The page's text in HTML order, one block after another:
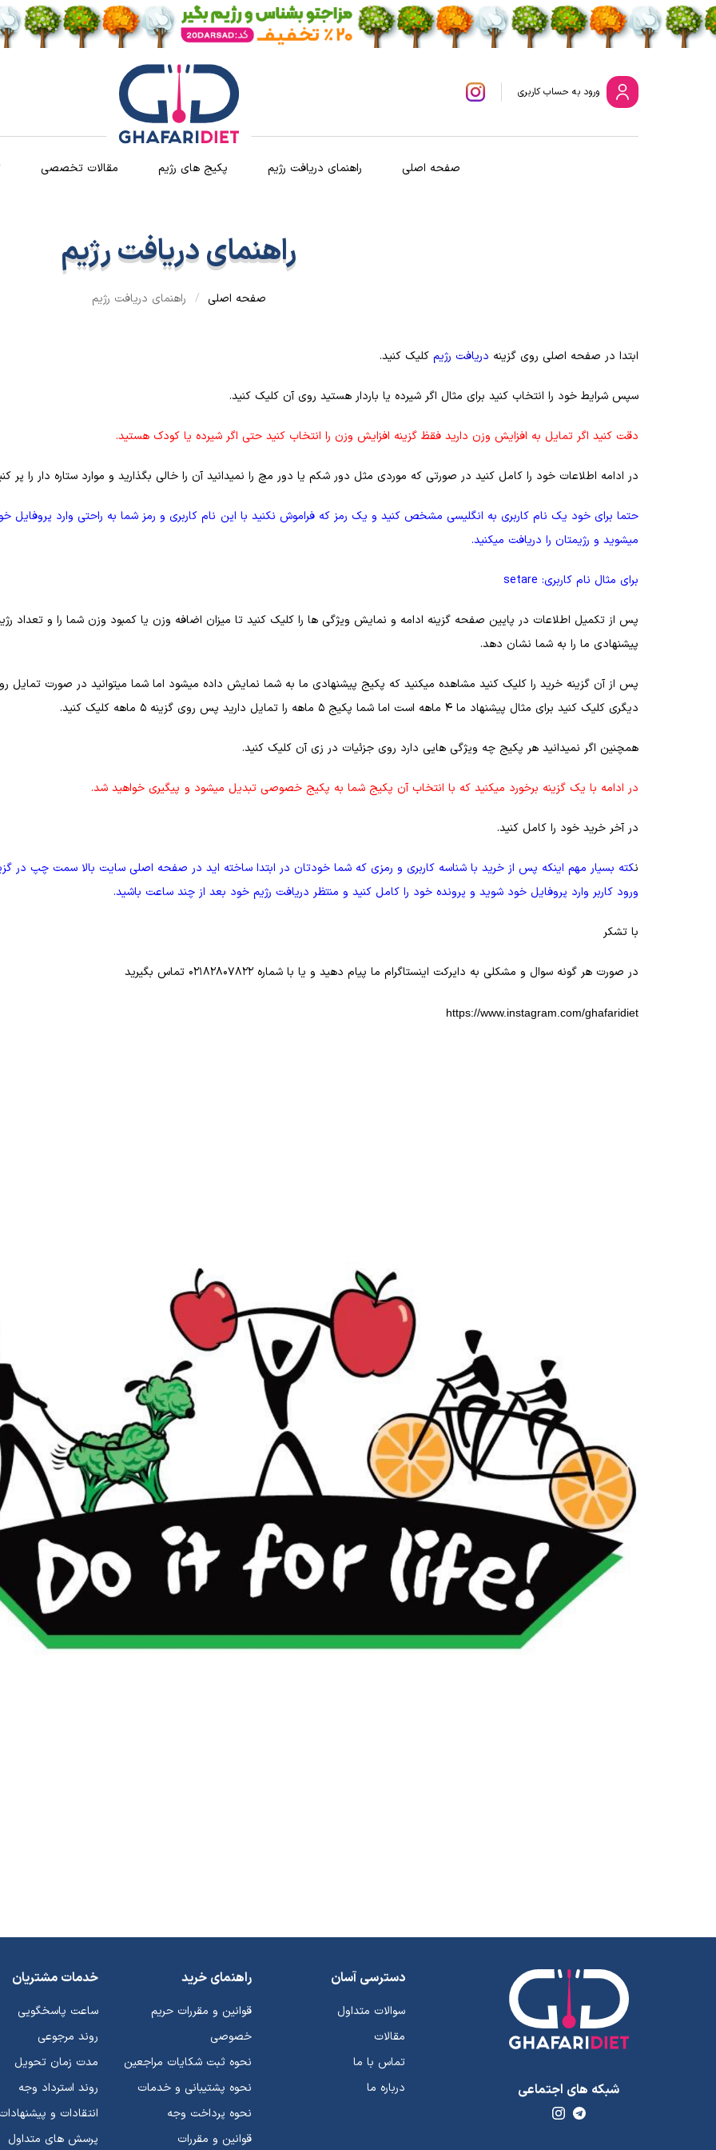
ورود به حساب کاربری
صفحه اصلی راهنمای دریافت رژیم پکیج های رژیم مقالات تخصصی
راهنمای دریافت رژیم
صفحه اصلی راهنمای دریافت رژیم
ابتدا در صفحه اصلی روی گزینه دریافت رژیم کلیک کنید.
سپس شرایط خود را انتخاب کنید برای مثال اگر شیرده یا باردار هستید روی آن کلیک کنید.
دقت کنید اگر تمایل به افزایش وزن دارید فقظ گزینه افزایش وزن را انتخاب کنید حتی اگر شیرده یا کودک هستید.
در ادامه اطلاعات خود را کامل کنید در صورتی که موردی مثل دور شکم یا دور مچ را نمیدانید آن را خالی بگذارید و موارد ستاره دار را پر
حتما برای خود یک نام کاربری به انگلیسی مشخص کنید و یک رمز که فراموش نکنید با این نام کاربری و رمز شما به راحتی وارد پروفایل
میشوید و رژیمتان را دریافت میکنید.
برای مثال نام کاربری: setare
پس از تکمیل اطلاعات در پایین صفحه گزینه ادامه و نمایش ویژگی ها را کلیک کنید تا میزان اضافه وزن یا کمبود وزن شما را و تعداد
پیشنهادی ما را به شما نشان دهد.
پس از آن گزینه خرید را کلیک کنید مشاهده میکنید که پکیج پیشنهادی ما به شما نمایش داده میشود اما شما میتوانید در صورت تمایل
دیگری کلیک کنید برای مثال پیشنهاد ما 4 ماهه است اما شما پکیج 5 ماهه را تمایل دارید پس روی گزینه 5 ماهه کلیک کنید.
همچنین اگر نمیدانید هر پکیج چه ویژگی هایی دارد روی جزئیات در زی آن کلیک کنید.
در ادامه با یک گزینه برخورد میکنید که با انتخاب آن پکیج شما به پکیج خصوصی تبدیل میشود و پیگیری خواهید شد.
در آخر خرید خود را کامل کنید.
نکته بسیار مهم اینکه پس از خرید با شناسه کاربری و رمزی که شما خودتان در ابتدا ساخته اید در صفحه اصلی سایت بالا سمت چپ در
ورود کاربر وارد پروفایل خود شوید و پرونده خود را کامل کنید و منتظر دریافت رژیم خود بعد از چند ساعت باشید.
با تشکر
در صورت هر گونه سوال و مشکلی به دایرکت اینستاگرام ما پیام دهید و یا با شماره 02182807822 تماس بگیرید
https://www.instagram.com/ghafaridiet
شبکه های اجتماعی
دسترسی آسان
سوالات متداول
مقالات
تماس با ما
درباره ما
راهنمای خرید
قوانین و مقررات حریم
خصوصی
نحوه ثبت شکایات مراجعین
نحوه پشتیبانی و خدمات
نحوه پرداخت وجه
قوانین و مقررات
خدمات مشتریان
ساعت پاسخگویی
روند مرجوعی
مدت زمان تحویل
روند استرداد وجه
انتقادات و
پرسش های متداول